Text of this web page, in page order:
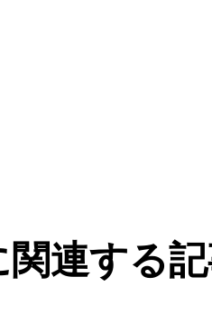
関連する